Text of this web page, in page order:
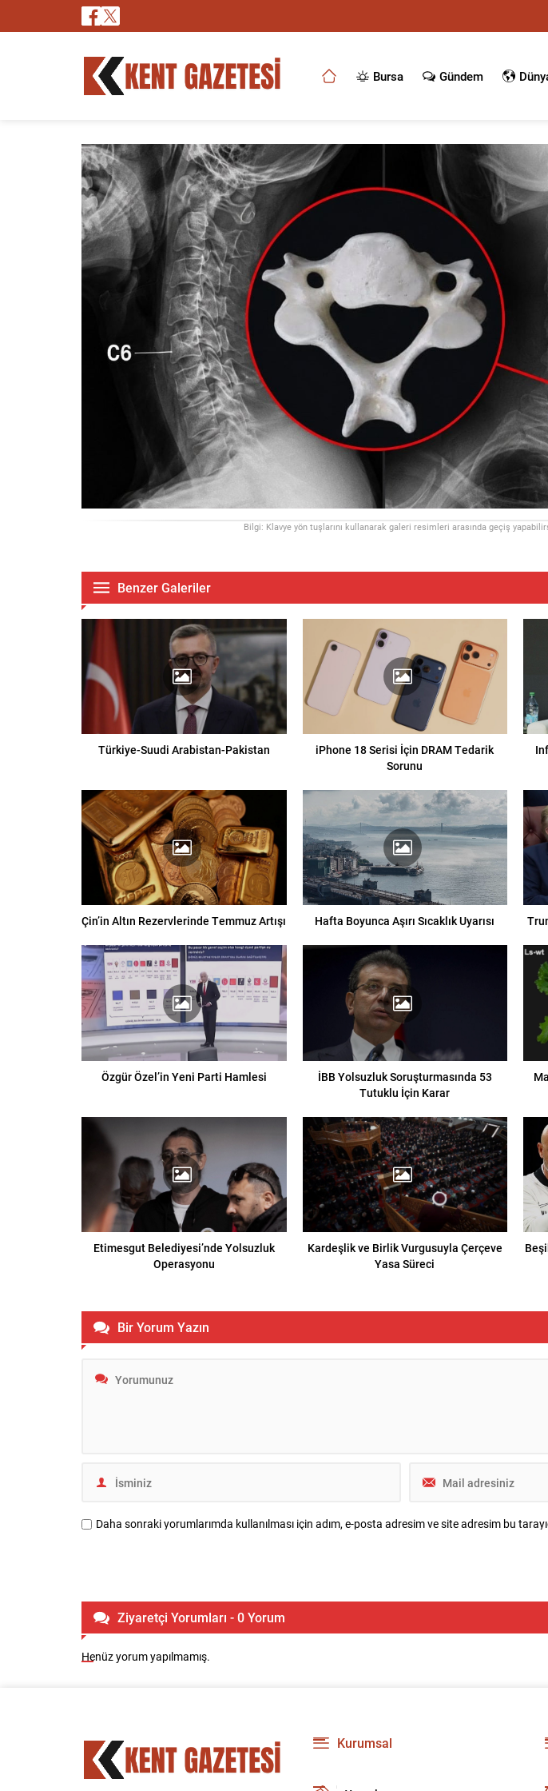
Bursa Gündem
Bilgi: Klavye yön tuşlarını kullanarak galeri resimleri arasında geçiş
Benzer Galeriler
Türkiye-Suudi Arabistan-Pakistan
iPhone 18 Serisi İçin DRAM Tedarik
Sorunu
Çin’in Altın Rezervlerinde Temmuz Artışı Hafta Boyunca Aşırı Sıcaklık Uyarısı
Özgür Özel’in Yeni Parti Hamlesi
İBB Yolsuzluk Soruşturmasında 53
Tutuklu İçin Karar
Etimesgut Belediyesi’nde Yolsuzluk
Operasyonu
Kardeşlik ve Birlik Vurgusuyla Çerçeve
Yasa Süreci
Bir Yorum Yazın
Daha sonraki yorumlarımda kullanılması için adım, e-posta adresim ve site adresim bu
Ziyaretçi Yorumları - 0 Yorum
Henüz yorum yapılmamış.
Kurumsal